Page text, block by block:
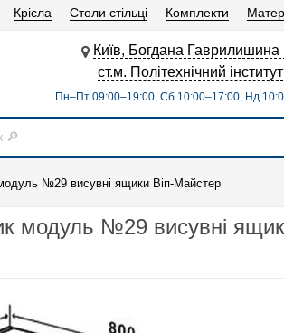
Крісла Столи стільці Комплекти
Київ, Богдана Гаврилишина
ст.м. Політехнічний інститут
Пн–Пт 09:00–19:00, Сб 10:00–17:00, Нд
№29 висувні ящики Віп-Майстер
модуль №29 висувні